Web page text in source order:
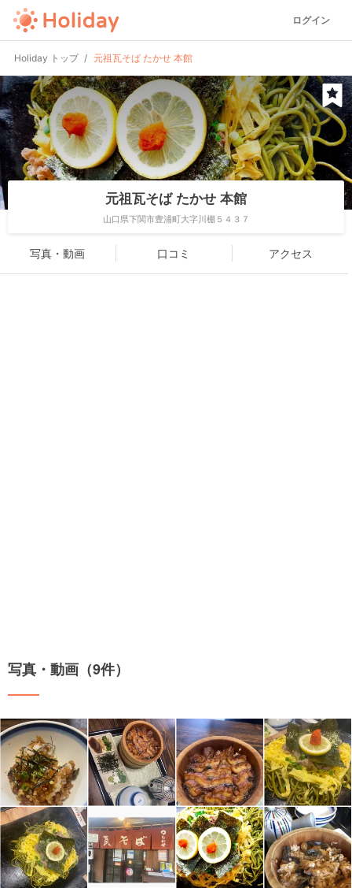
ログイン
Holiday トップ 元祖瓦そば たかせ 本館
元祖瓦そば たかせ 本館
山口県下関市豊浦町大字川棚５４３７
写真・動画 口コミ アクセス
写真・動画（9件）